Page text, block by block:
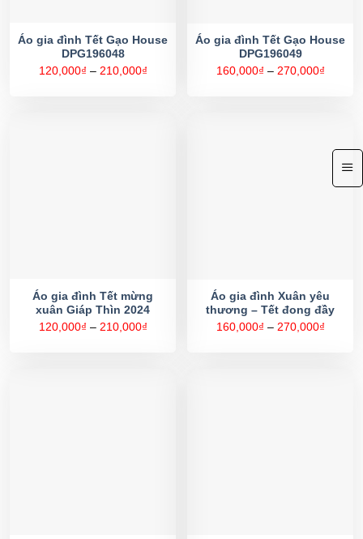
Áo gia đình Tết Gạo House
DPG196048
120,000₫ – 210,000₫Khoảng
Áo gia đình Tết Gạo House
DPG196049
160,000₫ – 270,000₫Khoảng
Áo gia đình Tết mừng
xuân Giáp Thìn 2024
120,000₫ – 210,000₫Khoảng
Áo gia đình Xuân yêu
thương – Tết đong đầy
160,000₫ – 270,000₫Khoảng